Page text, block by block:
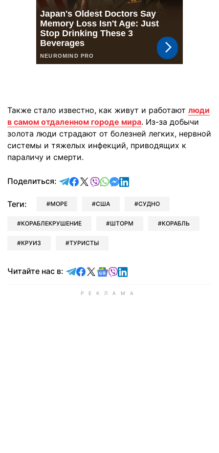
Также стало известно, как живут и работают люди
в самом отдаленном городе мира. Из-за добычи
золота люди страдают от болезней легких, нервной
системы и тяжелых инфекций, приводящих к
параличу и смерти.
Поделиться: отправить в Telegram
поделиться в Facebook
поделиться в X
отправить в Viber
отправить в Whatsapp
отправить в Messenger
отправить в LinkedIn
Теги: МОРЕ США СУДНО
КОРАБЛЕКРУШЕНИЕ ШТОРМ КОРАБЛЬ
КРУИЗ ТУРИСТЫ
Читайте нас в: Читайте в Telegram
Читайте в Facebook
Читайте в X
Читайте в Google news
Читайте в Viber
Читайте в LinkedIn